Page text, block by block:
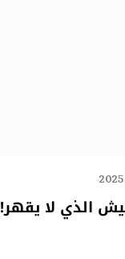
الذي لا يقهر!